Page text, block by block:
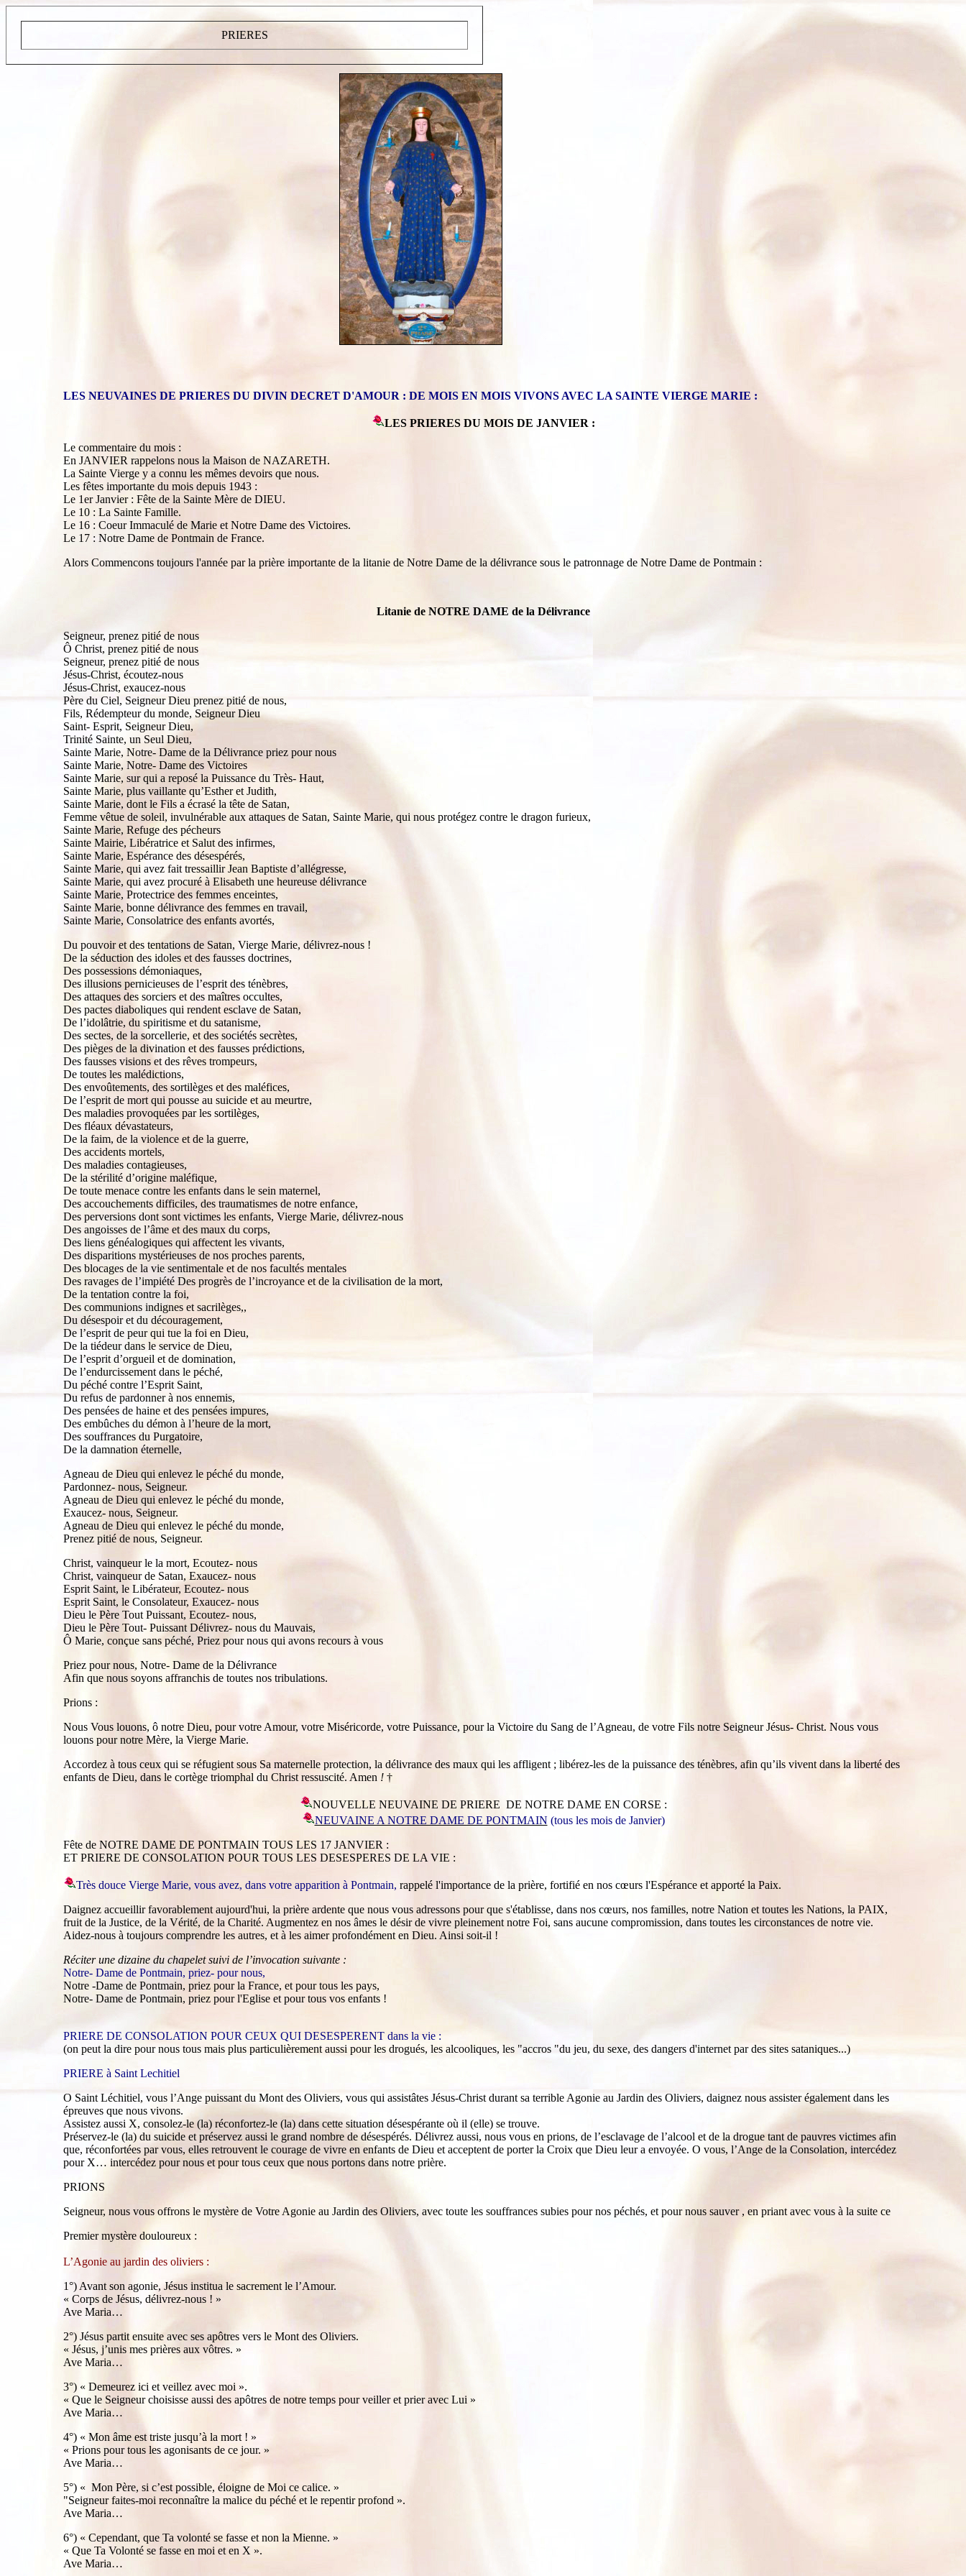
PRIERES
LES NEUVAINES DE PRIERES DU DIVIN DECRET D'AMOUR : DE MOIS EN MOIS VIVONS AVEC LA SAINTE VIERGE MARIE :
LES PRIERES DU MOIS DE JANVIER :
Le commentaire du mois :
En JANVIER rappelons nous la Maison de NAZARETH.
La Sainte Vierge y a connu les mêmes devoirs que nous.
Les fêtes importante du mois depuis 1943 :
Le 1er Janvier : Fête de la Sainte Mère de DIEU.
Le 10 : La Sainte Famille.
Le 16 : Coeur Immaculé de Marie et Notre Dame des Victoires.
Le 17 : Notre Dame de Pontmain de France.
Alors Commencons toujours l'année par la prière importante de la litanie de Notre Dame de la délivrance sous le patronnage de Notre Dame de Pontmain :
Litanie de NOTRE DAME de la Délivrance
Seigneur, prenez pitié de nous
Ô Christ, prenez pitié de nous
Seigneur, prenez pitié de nous
Jésus-Christ, écoutez-nous
Jésus-Christ, exaucez-nous
Père du Ciel, Seigneur Dieu prenez pitié de nous,
Fils, Rédempteur du monde, Seigneur Dieu
Saint- Esprit, Seigneur Dieu,
Trinité Sainte, un Seul Dieu,
Sainte Marie, Notre- Dame de la Délivrance priez pour nous
Sainte Marie, Notre- Dame des Victoires
Sainte Marie, sur qui a reposé la Puissance du Très- Haut,
Sainte Marie, plus vaillante qu’Esther et Judith,
Sainte Marie, dont le Fils a écrasé la tête de Satan,
Femme vêtue de soleil, invulnérable aux attaques de Satan, Sainte Marie, qui nous protégez contre le dragon furieux,
Sainte Marie, Refuge des pécheurs
Sainte Mairie, Libératrice et Salut des infirmes,
Sainte Marie, Espérance des désespérés,
Sainte Marie, qui avez fait tressaillir Jean Baptiste d’allégresse,
Sainte Marie, qui avez procuré à Elisabeth une heureuse délivrance
Sainte Marie, Protectrice des femmes enceintes,
Sainte Marie, bonne délivrance des femmes en travail,
Sainte Marie, Consolatrice des enfants avortés,
Du pouvoir et des tentations de Satan, Vierge Marie, délivrez-nous !
De la séduction des idoles et des fausses doctrines,
Des possessions démoniaques,
Des illusions pernicieuses de l’esprit des ténèbres,
Des attaques des sorciers et des maîtres occultes,
Des pactes diaboliques qui rendent esclave de Satan,
De l’idolâtrie, du spiritisme et du satanisme,
Des sectes, de la sorcellerie, et des sociétés secrètes,
Des pièges de la divination et des fausses prédictions,
Des fausses visions et des rêves trompeurs,
De toutes les malédictions,
Des envoûtements, des sortilèges et des maléfices,
De l’esprit de mort qui pousse au suicide et au meurtre,
Des maladies provoquées par les sortilèges,
Des fléaux dévastateurs,
De la faim, de la violence et de la guerre,
Des accidents mortels,
Des maladies contagieuses,
De la stérilité d’origine maléfique,
De toute menace contre les enfants dans le sein maternel,
Des accouchements difficiles, des traumatismes de notre enfance,
Des perversions dont sont victimes les enfants, Vierge Marie, délivrez-nous
Des angoisses de l’âme et des maux du corps,
Des liens généalogiques qui affectent les vivants,
Des disparitions mystérieuses de nos proches parents,
Des blocages de la vie sentimentale et de nos facultés mentales
Des ravages de l’impiété Des progrès de l’incroyance et de la civilisation de la mort,
De la tentation contre la foi,
Des communions indignes et sacrilèges,,
Du désespoir et du découragement,
De l’esprit de peur qui tue la foi en Dieu,
De la tiédeur dans le service de Dieu,
De l’esprit d’orgueil et de domination,
De l’endurcissement dans le péché,
Du péché contre l’Esprit Saint,
Du refus de pardonner à nos ennemis,
Des pensées de haine et des pensées impures,
Des embûches du démon à l’heure de la mort,
Des souffrances du Purgatoire,
De la damnation éternelle,
Agneau de Dieu qui enlevez le péché du monde,
Pardonnez- nous, Seigneur.
Agneau de Dieu qui enlevez le péché du monde,
Exaucez- nous, Seigneur.
Agneau de Dieu qui enlevez le péché du monde,
Prenez pitié de nous, Seigneur.
Christ, vainqueur le la mort, Ecoutez- nous
Christ, vainqueur de Satan, Exaucez- nous
Esprit Saint, le Libérateur, Ecoutez- nous
Esprit Saint, le Consolateur, Exaucez- nous
Dieu le Père Tout Puissant, Ecoutez- nous,
Dieu le Père Tout- Puissant Délivrez- nous du Mauvais,
Ô Marie, conçue sans péché, Priez pour nous qui avons recours à vous
Priez pour nous, Notre- Dame de la Délivrance
Afin que nous soyons affranchis de toutes nos tribulations.
Prions :
Nous Vous louons, ô notre Dieu, pour votre Amour, votre Miséricorde, votre Puissance, pour la Victoire du Sang de l’Agneau, de votre Fils notre Seigneur Jésus- Christ. Nous vous
louons pour notre Mère, la Vierge Marie.
Accordez à tous ceux qui se réfugient sous Sa maternelle protection, la délivrance des maux qui les affligent ; libérez-les de la puissance des ténèbres, afin qu’ils vivent dans la liberté des
enfants de Dieu, dans le cortège triomphal du Christ ressuscité. Amen ! †
NOUVELLE NEUVAINE DE PRIERE DE NOTRE DAME EN CORSE :
NEUVAINE A NOTRE DAME DE PONTMAIN (tous les mois de Janvier)
Fête de NOTRE DAME DE PONTMAIN TOUS LES 17 JANVIER :
ET PRIERE DE CONSOLATION POUR TOUS LES DESESPERES DE LA VIE :
Très douce Vierge Marie, vous avez, dans votre apparition à Pontmain, rappelé l'importance de la prière, fortifié en nos cœurs l'Espérance et apporté la Paix.
Daignez accueillir favorablement aujourd'hui, la prière ardente que nous vous adressons pour que s'établisse, dans nos cœurs, nos familles, notre Nation et toutes les Nations, la PAIX,
fruit de la Justice, de la Vérité, de la Charité. Augmentez en nos âmes le désir de vivre pleinement notre Foi, sans aucune compromission, dans toutes les circonstances de notre vie.
Aidez-nous à toujours comprendre les autres, et à les aimer profondément en Dieu. Ainsi soit-il !
Réciter une dizaine du chapelet suivi de l’invocation suivante :
Notre- Dame de Pontmain, priez- pour nous,
Notre -Dame de Pontmain, priez pour la France, et pour tous les pays,
Notre- Dame de Pontmain, priez pour l'Eglise et pour tous vos enfants !
PRIERE DE CONSOLATION POUR CEUX QUI DESESPERENT dans la vie :
(on peut la dire pour nous tous mais plus particulièrement aussi pour les drogués, les alcooliques, les "accros "du jeu, du sexe, des dangers d'internet par des sites sataniques...)
PRIERE à Saint Lechitiel
O Saint Léchitiel, vous l’Ange puissant du Mont des Oliviers, vous qui assistâtes Jésus-Christ durant sa terrible Agonie au Jardin des Oliviers, daignez nous assister également dans les
épreuves que nous vivons.
Assistez aussi X, consolez-le (la) réconfortez-le (la) dans cette situation désespérante où il (elle) se trouve.
Préservez-le (la) du suicide et préservez aussi le grand nombre de désespérés. Délivrez aussi, nous vous en prions, de l’esclavage de l’alcool et de la drogue tant de pauvres victimes afin
que, réconfortées par vous, elles retrouvent le courage de vivre en enfants de Dieu et acceptent de porter la Croix que Dieu leur a envoyée. O vous, l’Ange de la Consolation, intercédez
pour X… intercédez pour nous et pour tous ceux que nous portons dans notre prière.
PRIONS
Seigneur, nous vous offrons le mystère de Votre Agonie au Jardin des Oliviers, avec toute les souffrances subies pour nos péchés, et pour nous sauver , en priant avec vous à la suite ce
Premier mystère douloureux :
L’Agonie au jardin des oliviers :
1°) Avant son agonie, Jésus institua le sacrement le l’Amour.
« Corps de Jésus, délivrez-nous ! »
Ave Maria…
2°) Jésus partit ensuite avec ses apôtres vers le Mont des Oliviers.
« Jésus, j’unis mes prières aux vôtres. »
Ave Maria…
3°) « Demeurez ici et veillez avec moi ».
« Que le Seigneur choisisse aussi des apôtres de notre temps pour veiller et prier avec Lui »
Ave Maria…
4°) « Mon âme est triste jusqu’à la mort ! »
« Prions pour tous les agonisants de ce jour. »
Ave Maria…
5°) « Mon Père, si c’est possible, éloigne de Moi ce calice. »
"Seigneur faites-moi reconnaître la malice du péché et le repentir profond ».
Ave Maria…
6°) « Cependant, que Ta volonté se fasse et non la Mienne. »
« Que Ta Volonté se fasse en moi et en X ».
Ave Maria…